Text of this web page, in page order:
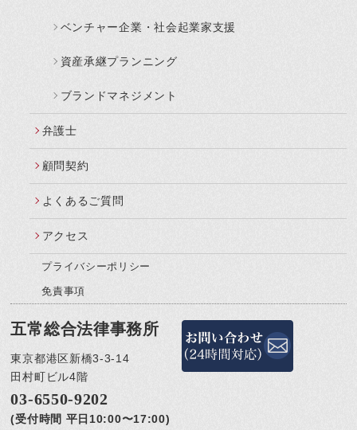
ベンチャー企業・社会起業家支援
資産承継プランニング
ブランドマネジメント
弁護士
顧問契約
よくあるご質問
アクセス
プライバシーポリシー
免責事項
五常総合法律事務所
東京都港区新橋3-3-14
田村町ビル4階
03-6550-9202
(受付時間 平日10:00〜17:00)